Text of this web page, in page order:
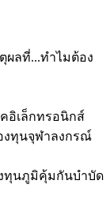
ผลที่...ทำไมต้อง
อิเล็กทรอนิกส์
งทุนจุฬาลงกรณ์
ทุนภูมิคุ้มกันบำบัด